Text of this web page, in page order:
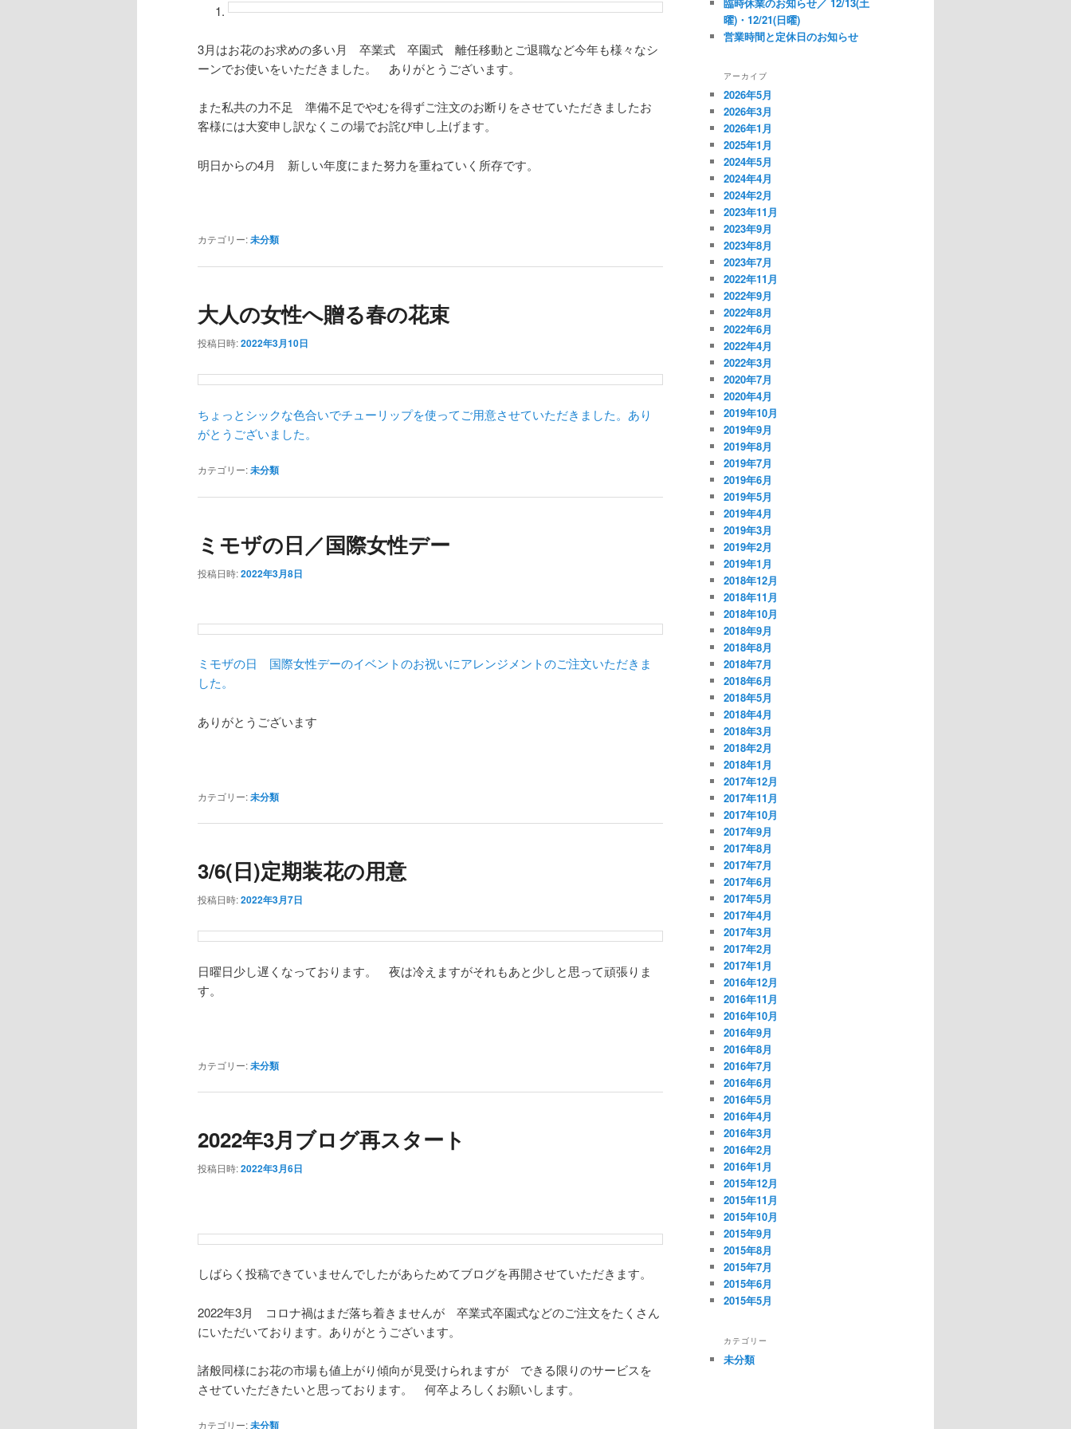
ン
ツ
ツ
へ
3月はお花のお求めの多い月 卒業式 卒園式 離任移動とご退職など今年も様々なシ
ーンでお使いをいただきました。 ありがとうございます。
また私共の力不足 準備不足でやむを得ずご注文のお断りをさせていただきましたお
客様には大変申し訳なくこの場でお詫び申し上げます。
明日からの4月 新しい年度にまた努力を重ねていく所存です。
カテゴリー:未分類
大人の女性へ贈る春の花束
投稿日時:2022年3月10日
ちょっとシックな色合いでチューリップを使ってご用意させていただきました。あり
がとうございました。
カテゴリー:未分類
ミモザの日／国際女性デー
投稿日時:2022年3月8日
ミモザの日 国際女性デーのイベントのお祝いにアレンジメントのご注文いただきま
した。
ありがとうございます
カテゴリー:未分類
3/6(日)定期装花の用意
投稿日時:2022年3月7日
日曜日少し遅くなっております。 夜は冷えますがそれもあと少しと思って頑張りま
す。
カテゴリー:未分類
2022年3月ブログ再スタート
投稿日時:2022年3月6日
しばらく投稿できていませんでしたがあらためてブログを再開させていただきます。
2022年3月 コロナ禍はまだ落ち着きませんが 卒業式卒園式などのご注文をたくさん
にいただいております。ありがとうございます。
諸般同様にお花の市場も値上がり傾向が見受けられますが できる限りのサービスを
させていただきたいと思っております。 何卒よろしくお願いします。
カテゴリー:未分類
曜)・12/21(日曜)
営業時間と定休日のお知らせ
アーカイブ
2026年5月
2026年3月
2026年1月
2025年1月
2024年5月
2024年4月
2024年2月
2023年11月
2023年9月
2023年8月
2023年7月
2022年11月
2022年9月
2022年8月
2022年6月
2022年4月
2022年3月
2020年7月
2020年4月
2019年10月
2019年9月
2019年8月
2019年7月
2019年6月
2019年5月
2019年4月
2019年3月
2019年2月
2019年1月
2018年12月
2018年11月
2018年10月
2018年9月
2018年8月
2018年7月
2018年6月
2018年5月
2018年4月
2018年3月
2018年2月
2018年1月
2017年12月
2017年11月
2017年10月
2017年9月
2017年8月
2017年7月
2017年6月
2017年5月
2017年4月
2017年3月
2017年2月
2017年1月
2016年12月
2016年11月
2016年10月
2016年9月
2016年8月
2016年7月
2016年6月
2016年5月
2016年4月
2016年3月
2016年2月
2016年1月
2015年12月
2015年11月
2015年10月
2015年9月
2015年8月
2015年7月
2015年6月
2015年5月
カテゴリー
未分類